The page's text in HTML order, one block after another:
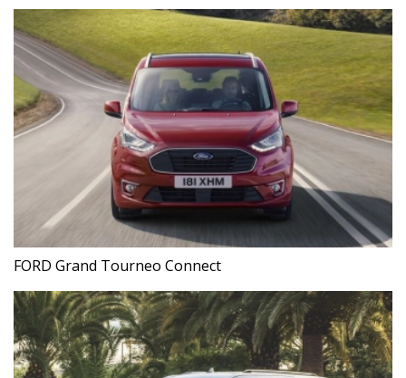
FORD Grand Tourneo Connect